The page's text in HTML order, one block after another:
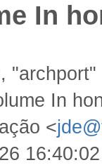
In
"archport"
In
<